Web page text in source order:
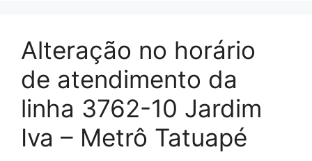
Alteração no horário
de atendimento da
linha 3762-10 Jardim
Iva – Metrô Tatuapé